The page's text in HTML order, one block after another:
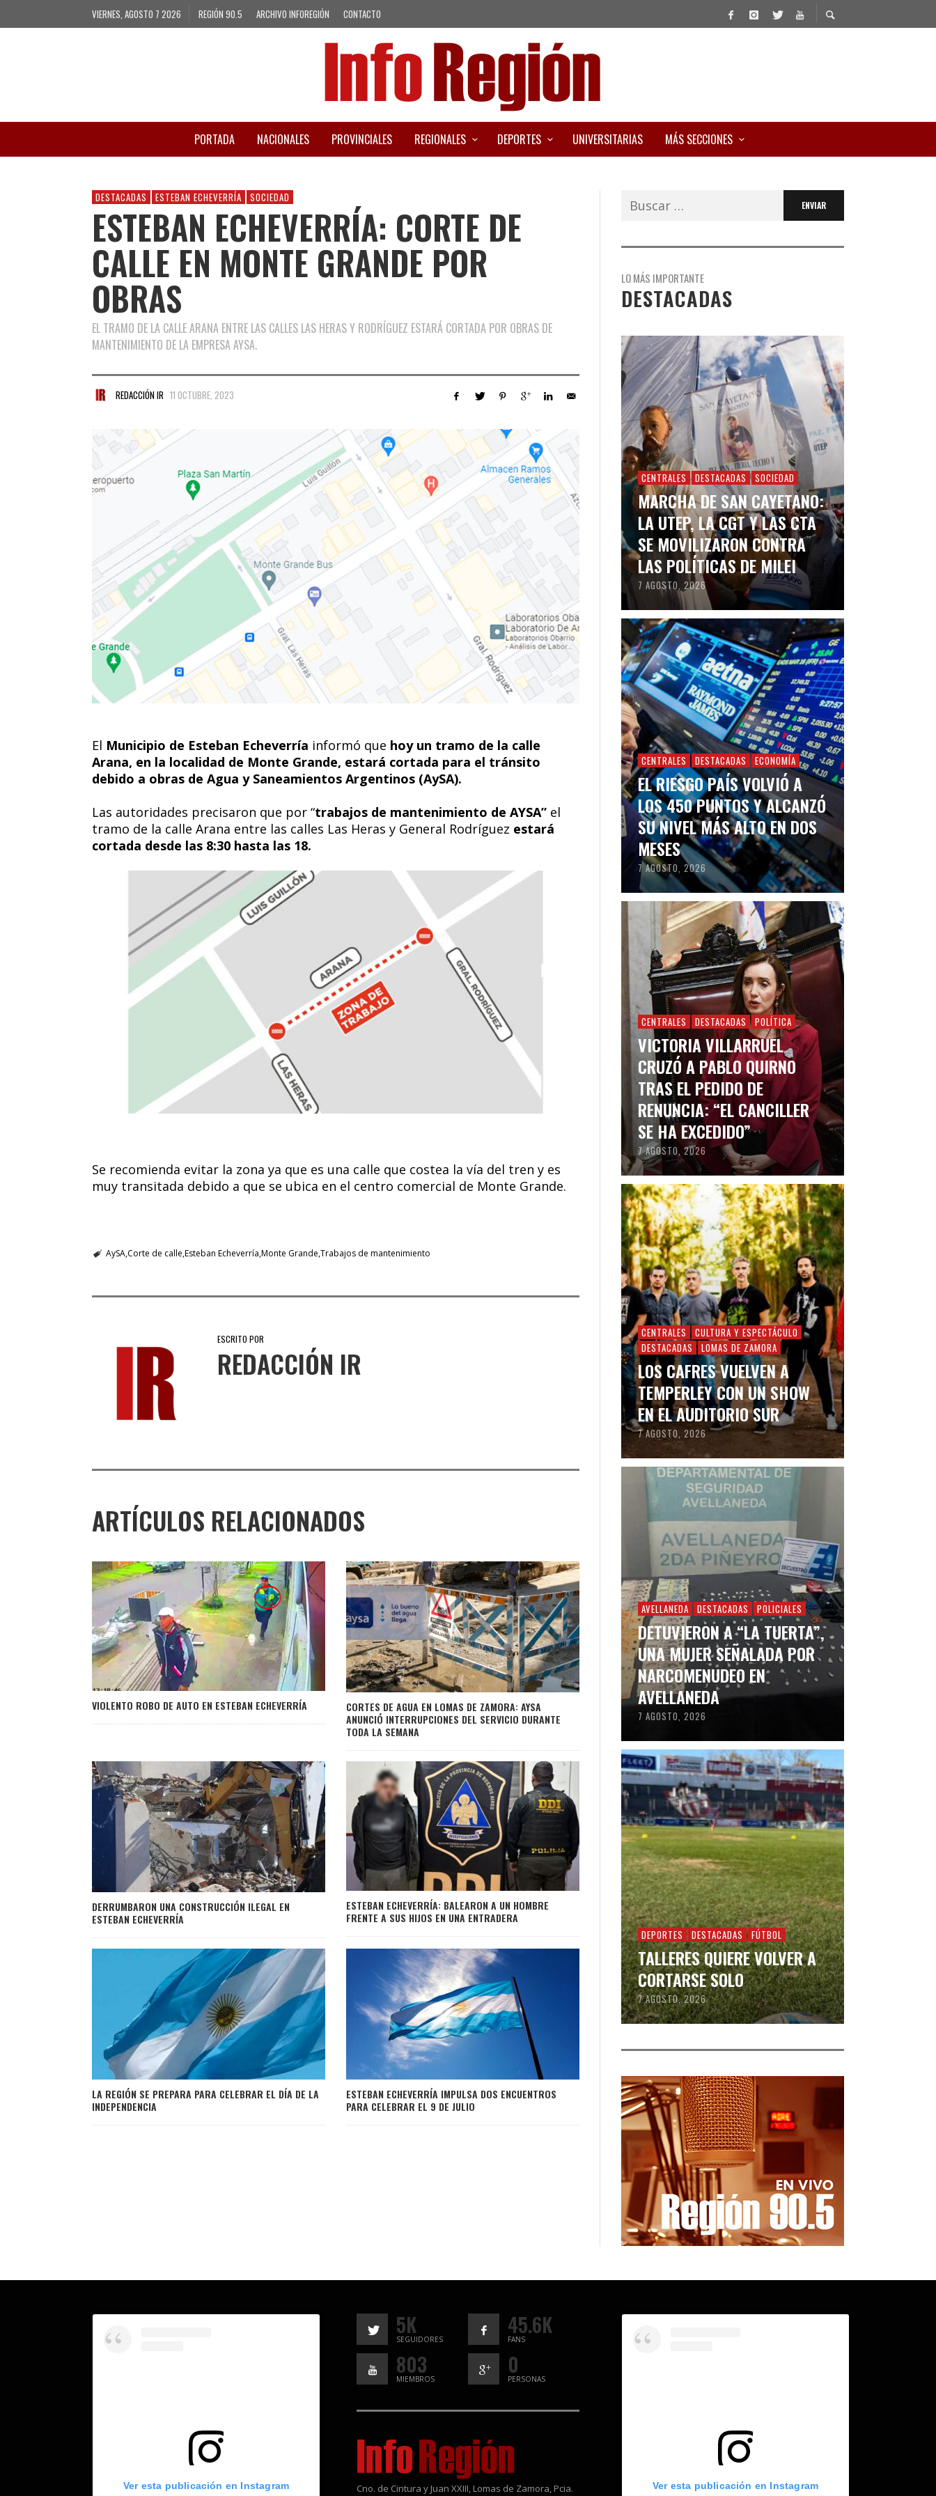
VIERNES, AGOSTO 7 2026 REGIÓN 90.5 ARCHIVO INFOREGIÓN CONTACTO
PORTADA NACIONALES PROVINCIALES REGIONALES DEPORTES UNIVERSITARIAS MÁS SECCIONES
DESTACADAS ESTEBAN ECHEVERRÍA SOCIEDAD
ESTEBAN ECHEVERRÍA: CORTE DE
CALLE EN MONTE GRANDE POR
OBRAS
EL TRAMO DE LA CALLE ARANA ENTRE LAS CALLES LAS HERAS Y RODRÍGUEZ ESTARÁ CORTADA POR OBRAS DE
MANTENIMIENTO DE LA EMPRESA AYSA.
REDACCIÓN IR 11 OCTUBRE, 2023
El Municipio de Esteban Echeverría informó que hoy un tramo de la calle
Arana, en la localidad de Monte Grande, estará cortada para el tránsito
debido a obras de Agua y Saneamientos Argentinos (AySA).
Las autoridades precisaron que por “trabajos de mantenimiento de AYSA” el
tramo de la calle Arana entre las calles Las Heras y General Rodríguez estará
cortada desde las 8:30 hasta las 18.
Se recomienda evitar la zona ya que es una calle que costea la vía del tren y es
muy transitada debido a que se ubica en el centro comercial de Monte Grande.
AySACorte de calle Esteban Echeverría Monte Grande Trabajos de mantenimiento
ESCRITO POR
REDACCIÓN IR
ARTÍCULOS RELACIONADOS
VIOLENTO ROBO DE AUTO EN ESTEBAN ECHEVERRÍA
CORTES DE AGUA EN LOMAS DE ZAMORA: AYSA
ANUNCIÓ INTERRUPCIONES DEL SERVICIO DURANTE
TODA LA SEMANA
DERRUMBARON UNA CONSTRUCCIÓN ILEGAL EN
ESTEBAN ECHEVERRÍA
ESTEBAN ECHEVERRÍA: BALEARON A UN HOMBRE
FRENTE A SUS HIJOS EN UNA ENTRADERA
LA REGIÓN SE PREPARA PARA CELEBRAR EL DÍA DE LA
INDEPENDENCIA
ESTEBAN ECHEVERRÍA IMPULSA DOS ENCUENTROS
PARA CELEBRAR EL 9 DE JULIO
Buscar:
LO MÁS IMPORTANTE
DESTACADAS
CENTRALES DESTACADAS SOCIEDAD
MARCHA DE SAN CAYETANO:
LA UTEP, LA CGT Y LAS CTA
SE MOVILIZARON CONTRA
LAS POLÍTICAS DE MILEI
7 AGOSTO, 2026
CENTRALES DESTACADAS ECONOMÍA
EL RIESGO PAÍS VOLVIÓ A
LOS 450 PUNTOS Y ALCANZÓ
SU NIVEL MÁS ALTO EN DOS
MESES
7 AGOSTO, 2026
CENTRALES DESTACADAS POLÍTICA
VICTORIA VILLARRUEL
CRUZÓ A PABLO QUIRNO
TRAS EL PEDIDO DE
RENUNCIA: “EL CANCILLER
SE HA EXCEDIDO”
7 AGOSTO, 2026
CENTRALES
CULTURA Y ESPECTÁCULO
DESTACADAS
LOMAS DE ZAMORA
LOS CAFRES VUELVEN A
TEMPERLEY CON UN SHOW
EN EL AUDITORIO SUR
7 AGOSTO, 2026
AVELLANEDA DESTACADAS POLICIALES
DETUVIERON A “LA TUERTA”,
UNA MUJER SEÑALADA POR
NARCOMENUDEO EN
AVELLANEDA
7 AGOSTO, 2026
DEPORTES DESTACADAS FÚTBOL
TALLERES QUIERE VOLVER A
CORTARSE SOLO
7 AGOSTO, 2026
Ver esta publicación en Instagram
5K
SEGUIDORES
45.6K
FANS
803
MIEMBROS
0
PERSONAS
Cno. de Cintura y Juan XXIII, Lomas de Zamora, Pcia. Ver esta publicación en Instagram